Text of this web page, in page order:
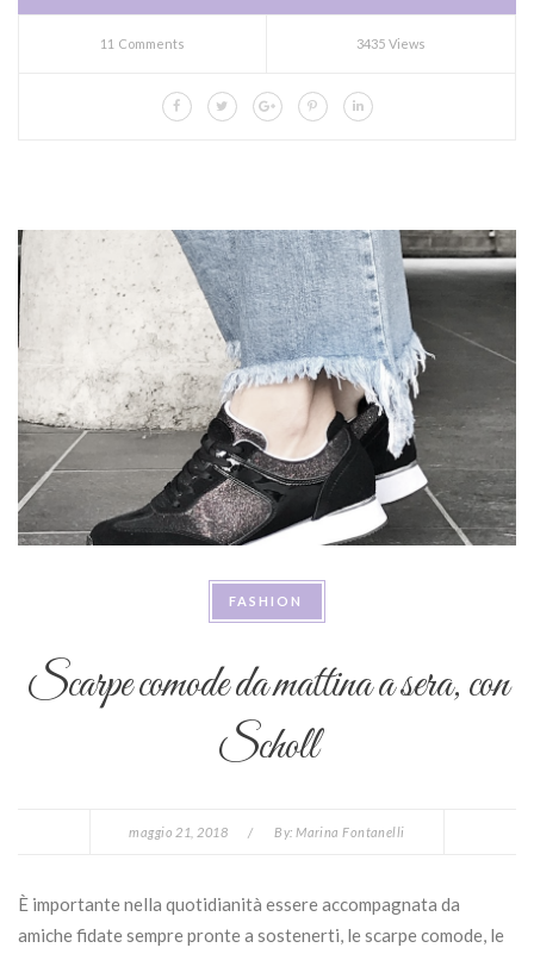
11 Comments 3435 Views
FASHION
Scarpe comode da mattina a sera, con
Scholl
maggio 21, 2018 / By:Marina Fontanelli
È importante nella quotidianità essere accompagnata da
amiche fidate sempre pronte a sostenerti, le scarpe comode, le